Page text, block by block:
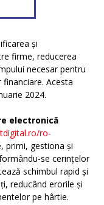
și
firme, reducerea
necesar pentru
Acesta
2024.
electronică
ro-
primi, gestiona și
se cerințelor
schimbul rapid și
reducând erorile și
pe hârtie.